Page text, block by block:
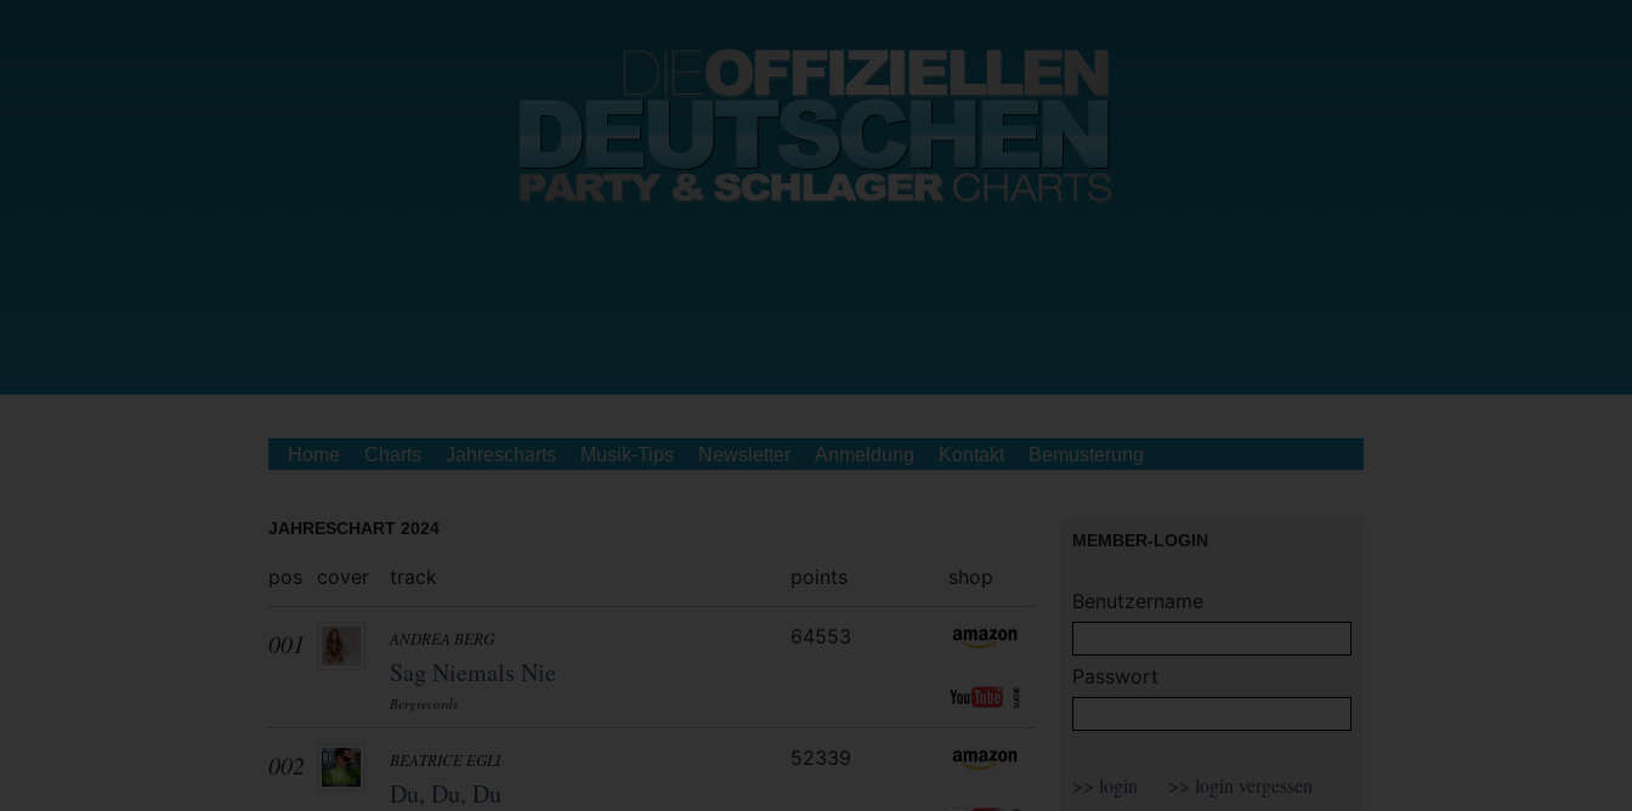
Home Charts Jahrescharts Musik-Tips Newsletter Anmeldung Kontakt Bemusterung
JAHRESCHART 2024
pos cover track points shop
001 ANDREA BERG
Sag Niemals Nie
Bergrecords
64553
002 BEATRICE EGLI
Du, Du, Du
52339
MEMBER-LOGIN
Benutzername
Passwort